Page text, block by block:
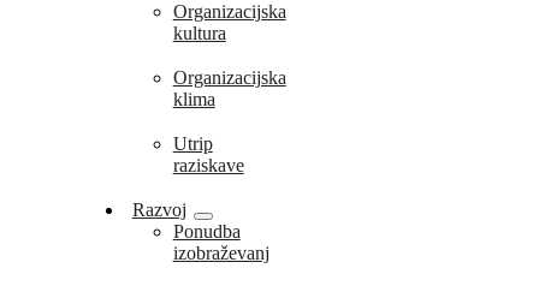
Organizacijska
kultura
Organizacijska
klima
Utrip
raziskave
Razvoj
Ponudba
izobraževanj